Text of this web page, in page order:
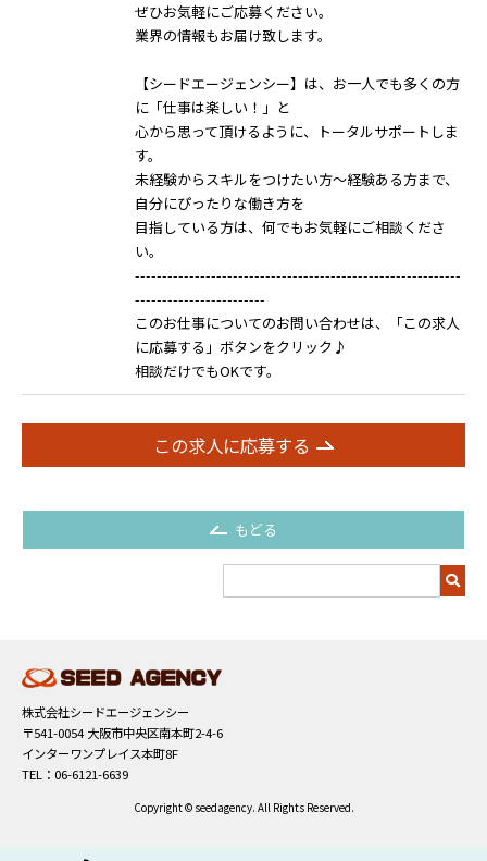
ぜひお気軽にご応募ください。
業界の情報もお届け致します。
【シードエージェンシー】は、お一人でも多くの方
に「仕事は楽しい！」と
心から思って頂けるように、トータルサポートしま
す。
未経験からスキルをつけたい方～経験ある方まで、
自分にぴったりな働き方を
目指している方は、何でもお気軽にご相談くださ
い。
------------------------------------------------------------
------------------------
このお仕事についてのお問い合わせは、「この求人
に応募する」ボタンをクリック♪
相談だけでもOKです。
この求人に応募する
もどる
株式会社シードエージェンシー
〒541-0054 大阪市中央区南本町2-4-6
インターワンプレイス本町8F
TEL：06-6121-6639
Copyright © seedagency. All Rights Reserved.